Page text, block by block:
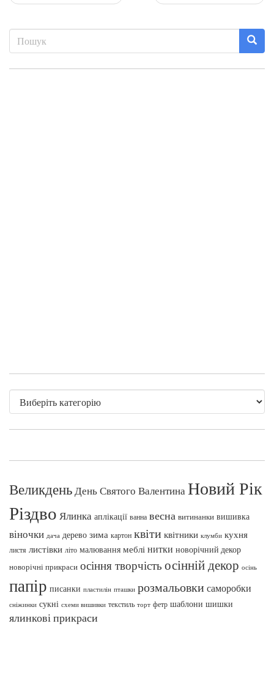
Великдень День Святого Валентина Новий Рік
Різдво Ялинка аплікації ванна весна витинанки вишивка
віночки дача дерево зима картон квіти квітники клумби кухня
листя листівки літо малювання меблі нитки новорічний декор
новорічні прикраси осіння творчість осінній декор осінь
папір писанки пластилін пташки розмальовки саморобки
сніжинки сукні схеми вишивки текстиль торт фетр шаблони шишки
ялинкові прикраси